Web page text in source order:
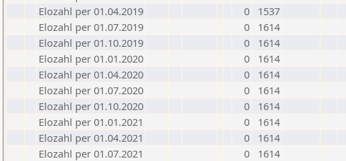
Elozahl per 01.04.2019
0
1537
Elozahl per 01.07.2019
0
1614
Elozahl per 01.10.2019
0
1614
Elozahl per 01.01.2020
0
1614
Elozahl per 01.04.2020
0
1614
Elozahl per 01.07.2020
0
1614
Elozahl per 01.10.2020
0
1614
Elozahl per 01.01.2021
0
1614
Elozahl per 01.04.2021
0
1614
Elozahl per 01.07.2021
0
1614